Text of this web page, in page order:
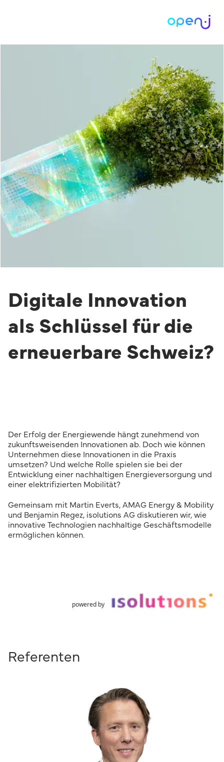
Digitale Innovation
als Schlüssel für die
erneuerbare Schweiz?
Der Erfolg der Energiewende hängt zunehmend von
zukunftsweisenden Innovationen ab. Doch wie können
Unternehmen diese Innovationen in die Praxis
umsetzen? Und welche Rolle spielen sie bei der
Entwicklung einer nachhaltigen Energieversorgung und
einer elektrifizierten Mobilität?
Gemeinsam mit Martin Everts, AMAG Energy & Mobility
und Benjamin Regez, isolutions AG diskutieren wir, wie
innovative Technologien nachhaltige Geschäftsmodelle
ermöglichen können.
powered by
Referenten